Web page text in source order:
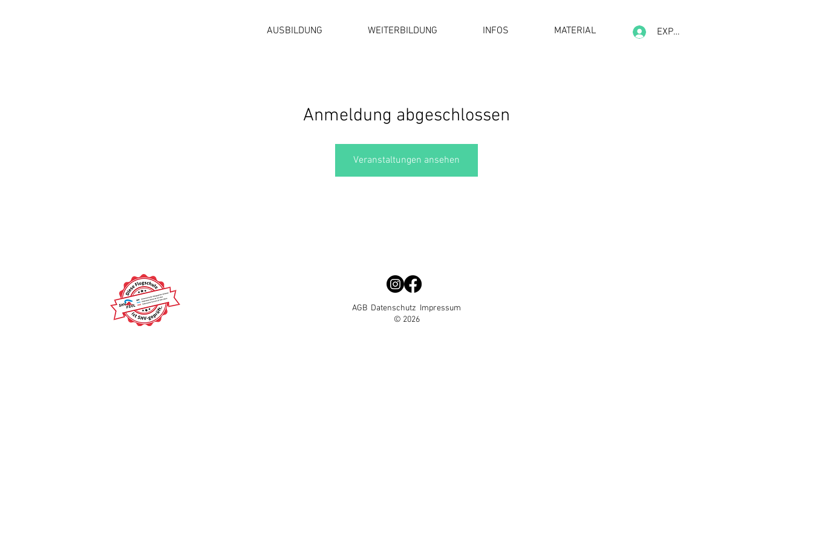
AUSBILDUNG WEITERBILDUNG INFOS MATERIAL EXPERIENCE
Anmeldung abgeschlossen
Veranstaltungen ansehen
AGB Datenschutz Impressum
© 2026